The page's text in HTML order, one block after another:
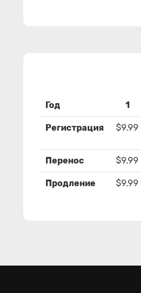
Год 1
Регистрация $9.99
Перенос $9.99
Продление $9.99